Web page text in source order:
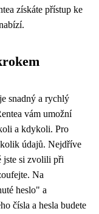
získáte přístup ke
snadný a rychlý
vám umožní
a kdykoli. Pro
údajů. Nejdříve
jste si zvolili při
Na
heslo" a
čísla a hesla budete